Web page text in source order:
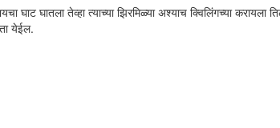
घातला तेव्हा त्याच्या झिरमिळ्या अश्याच क्विलिंगच्या करायला
येईल.